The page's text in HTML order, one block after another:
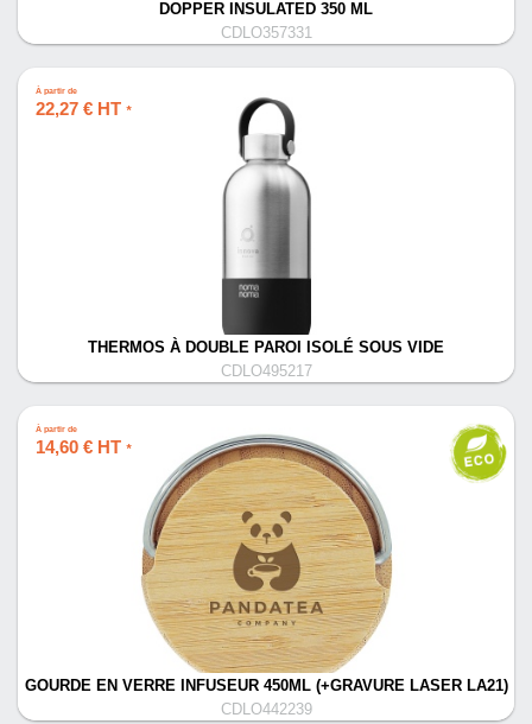
DOPPER INSULATED 350 ML
CDLO357331
À partir de
22,27 € HT *
THERMOS À DOUBLE PAROI ISOLÉ SOUS VIDE
CDLO495217
À partir de
14,60 € HT *
GOURDE EN VERRE INFUSEUR 450ML (+GRAVURE LASER LA21)
CDLO442239